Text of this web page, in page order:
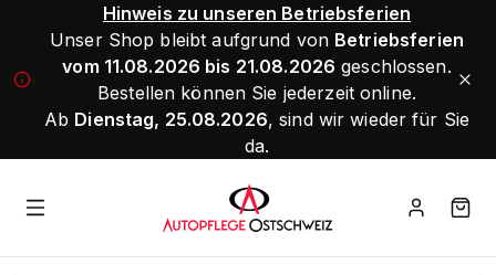
Hinweis zu unseren Betriebsferien
Unser Shop bleibt aufgrund von Betriebsferien
vom 11.08.2026 bis 21.08.2026 geschlossen.
Bestellen können Sie jederzeit online.
Ab Dienstag, 25.08.2026, sind wir wieder für Sie
da.